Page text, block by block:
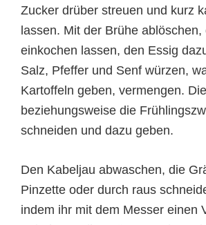
Zucker drüber streuen und kurz
lassen. Mit der Brühe ablöschen,
einkochen lassen, den Essig
Salz, Pfeffer und Senf würzen,
Kartoffeln geben, vermengen.
beziehungsweise die
schneiden und dazu geben.
Den Kabeljau abwaschen, die
Pinzette oder durch raus
indem ihr mit dem Messer einen